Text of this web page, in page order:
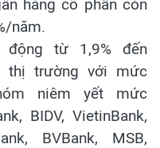
hàng cổ phần còn
năm.
động từ 1,9% đến
thị trường với mức
niêm yết mức
BIDV, VietinBank,
BVBank, MSB,